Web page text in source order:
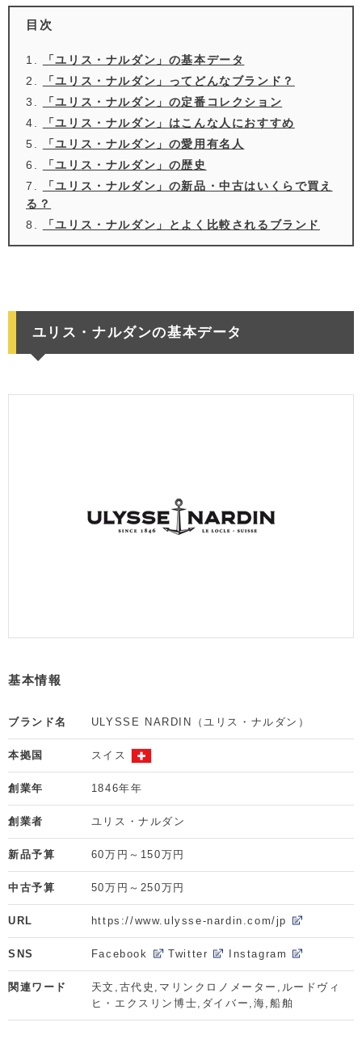
目次
「ユリス・ナルダン」の基本データ
「ユリス・ナルダン」ってどんなブランド？
「ユリス・ナルダン」の定番コレクション
「ユリス・ナルダン」はこんな人におすすめ
「ユリス・ナルダン」の愛用有名人
「ユリス・ナルダン」の歴史
「ユリス・ナルダン」の新品・中古はいくらで買え
る？
「ユリス・ナルダン」とよく比較されるブランド
ユリス・ナルダンの基本データ
基本情報
ブランド名 ULYSSE NARDIN（ユリス・ナルダン）
本拠国 スイス
創業年 1846年年
創業者 ユリス・ナルダン
新品予算 60万円～150万円
中古予算 50万円～250万円
URL https://www.ulysse-nardin.com/jp
SNS Facebook Twitter Instagram
関連ワード
天文,古代史,マリンクロノメーター,ルードヴィ
ヒ・エクスリン博士,ダイバー,海,船舶